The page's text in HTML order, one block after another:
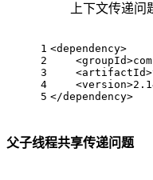
上下文传递问
1
2
3
4
5
<dependency>
<groupId>
<artifactId>
<version>
</dependency>
父子线程共享传递问题